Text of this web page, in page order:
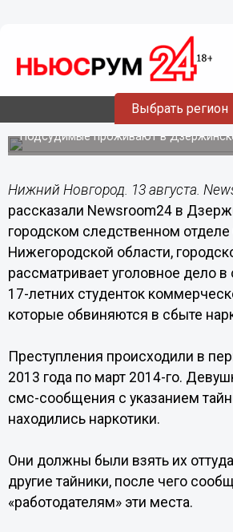
Выбрать регион
Двух
судят за
в Нижегородской области
Подсудимые проживают в
Нижний Новгород. 13 августа.
рассказали Newsroom24 в
городском следственном
Нижегородской области,
рассматривает уголовное дело
17-летних студенток
которые обвиняются в сбыте
Преступления происходили в
2013 года по март 2014-го.
смс-сообщения с указанием
находились наркотики.
Они должны были взять их
другие тайники, после чего
«работодателям» эти места.